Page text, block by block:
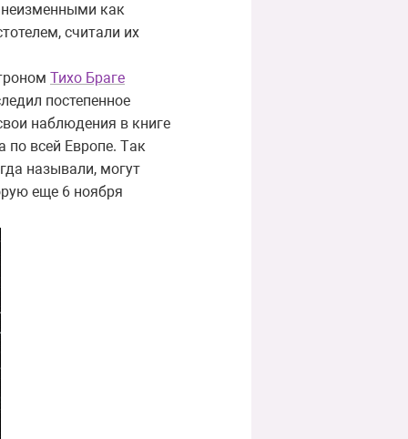
неизменными как
считали их
Тихо Браге
постепенное
наблюдения в книге
по всей Европе. Tак
называли, могут
еще 6 ноября